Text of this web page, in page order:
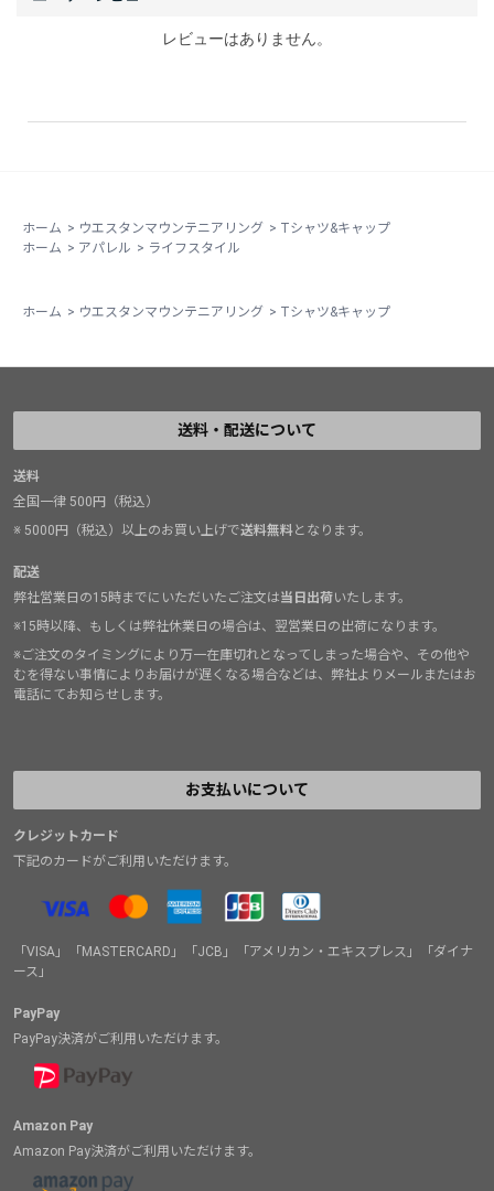
レビューはありません。
ホーム > ウエスタンマウンテニアリング > Tシャツ&キャップ
ホーム > アパレル > ライフスタイル
ホーム > ウエスタンマウンテニアリング > Tシャツ&キャップ
送料・配送について
送料
全国一律 500円（税込）
※ 5000円（税込）以上のお買い上げで送料無料となります。
配送
弊社営業日の15時までにいただいたご注文は当日出荷いたします。
※15時以降、もしくは弊社休業日の場合は、翌営業日の出荷になります。
※ご注文のタイミングにより万一在庫切れとなってしまった場合や、その他や
むを得ない事情によりお届けが遅くなる場合などは、弊社よりメールまたはお
電話にてお知らせします。
お支払いについて
クレジットカード
下記のカードがご利用いただけます。
「VISA」「MASTERCARD」「JCB」「アメリカン・エキスプレス」「ダイナ
ース」
PayPay
PayPay決済がご利用いただけます。
Amazon Pay
Amazon Pay決済がご利用いただけます。